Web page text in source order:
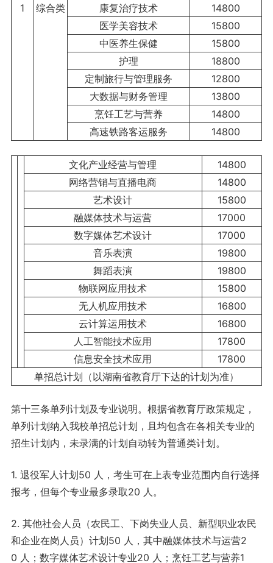
1 综合类
康复治疗技术
14800
医学美容技术
15800
中医养生保健
15800
护理
18800
定制旅行与管理服务
12800
大数据与财务管理
13800
烹饪工艺与营养
14800
高速铁路客运服务
14800
文化产业经营与管理
14800
网络营销与直播电商
14800
艺术设计
15800
融媒体技术与运营
17000
数字媒体艺术设计
17000
音乐表演
19800
舞蹈表演
19800
物联网应用技术
15800
无人机应用技术
16800
云计算运用技术
16800
人工智能技术应用
17800
信息安全技术应用
17800
单招总计划（以湖南省教育厅下达的计划为准）
第十三条单列计划及专业说明。根据省教育厅政策规定，
单列计划纳入我校单招总计划，且均包含在各相关专业的
招生计划内，未录满的计划自动转为普通类计划。
1. 退役军人计划50 人，考生可在上表专业范围内自行选择
报考，但每个专业最多录取20 人。
2. 其他社会人员（农民工、下岗失业人员、新型职业农民
和企业在岗人员）计划50 人，其中融媒体技术与运营2
0 人；数字媒体艺术设计专业20 人；烹饪工艺与营养1